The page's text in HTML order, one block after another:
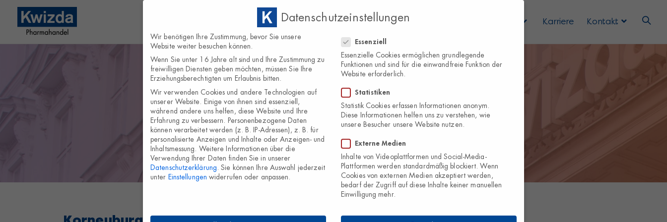
Home Karriere Kontakt
Geschichte
Datenschutzeinstellungen
Wir benötigen Ihre Zustimmung, bevor Sie unsere
Website weiter besuchen können.
Wenn Sie unter 16 Jahre alt sind und Ihre Zustimmung zu
freiwilligen Diensten geben möchten, müssen Sie Ihre
Erziehungsberechtigten um Erlaubnis bitten.
Wir verwenden Cookies und andere Technologien auf
unserer Website. Einige von ihnen sind essenziell,
während andere uns helfen, diese Website und Ihre
Erfahrung zu verbessern.
Personenbezogene Daten
können verarbeitet werden (z. B. IP-Adressen), z. B. für
personalisierte Anzeigen und Inhalte oder Anzeigen- und
Inhaltsmessung.
Weitere Informationen über die
Verwendung Ihrer Daten finden Sie in unserer
Datenschutzerklärung
Sie können Ihre Auswahl jederzeit
unter Einstellungen widerrufen oder anpassen.
Essenziell
Essenzielle Cookies ermöglichen grundlegende
Funktionen und sind für die einwandfreie Funktion der
Website erforderlich.
Statistiken
Statistik Cookies erfassen Informationen anonym.
Diese Informationen helfen uns zu verstehen, wie
unsere Besucher unsere Website nutzen.
Externe Medien
Inhalte von Videoplattformen und Social-Media-
Plattformen werden standardmäßig blockiert. Wenn
Cookies von externen Medien akzeptiert werden,
bedarf der Zugriff auf diese Inhalte keiner manuellen
Einwilligung mehr.